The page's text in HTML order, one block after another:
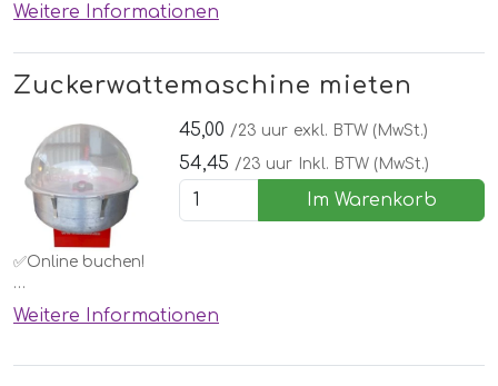
Jedes Kind möchte das zu Hause. Mieten Sie diese einfach
Weitere Informationen
Zuckerwattemaschine mieten
45,00 /23 uur exkl. BTW (MwSt.)
54,45 /23 uur Inkl. BTW (MwSt.)
Im Warenkorb
✅Online buchen!
Eine Zuckerwattemaschine. Jedes Kind möchte das zu
Hause. Mieten Sie diese einfach bei einem Hüpfburg oder
Weitere Informationen